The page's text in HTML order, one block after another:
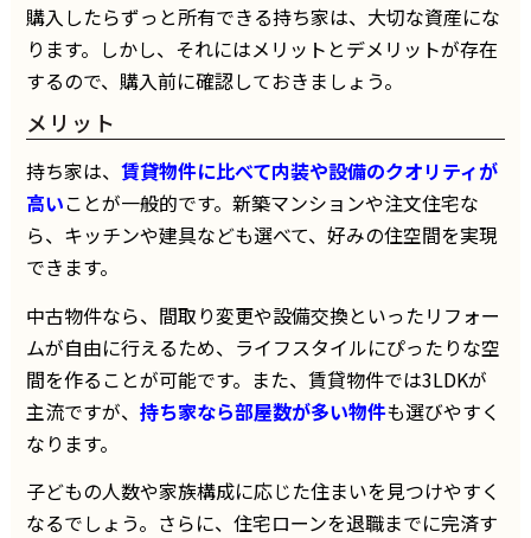
購入したらずっと所有できる持ち家は、大切な資産にな
ります。しかし、それにはメリットとデメリットが存在
するので、購入前に確認しておきましょう。
メリット
持ち家は、賃貸物件に比べて内装や設備のクオリティが
高いことが一般的です。新築マンションや注文住宅な
ら、キッチンや建具なども選べて、好みの住空間を実現
できます。
中古物件なら、間取り変更や設備交換といったリフォー
ムが自由に行えるため、ライフスタイルにぴったりな空
間を作ることが可能です。また、賃貸物件では3LDKが
主流ですが、持ち家なら部屋数が多い物件も選びやすく
なります。
子どもの人数や家族構成に応じた住まいを見つけやすく
なるでしょう。さらに、住宅ローンを退職までに完済す